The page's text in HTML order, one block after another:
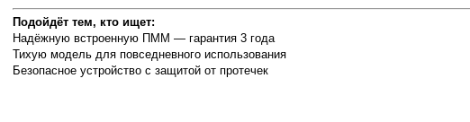
Подойдёт тем, кто ищет:
Надёжную встроенную ПММ — гарантия 3 года
Тихую модель для повседневного использования
Безопасное устройство с защитой от протечек